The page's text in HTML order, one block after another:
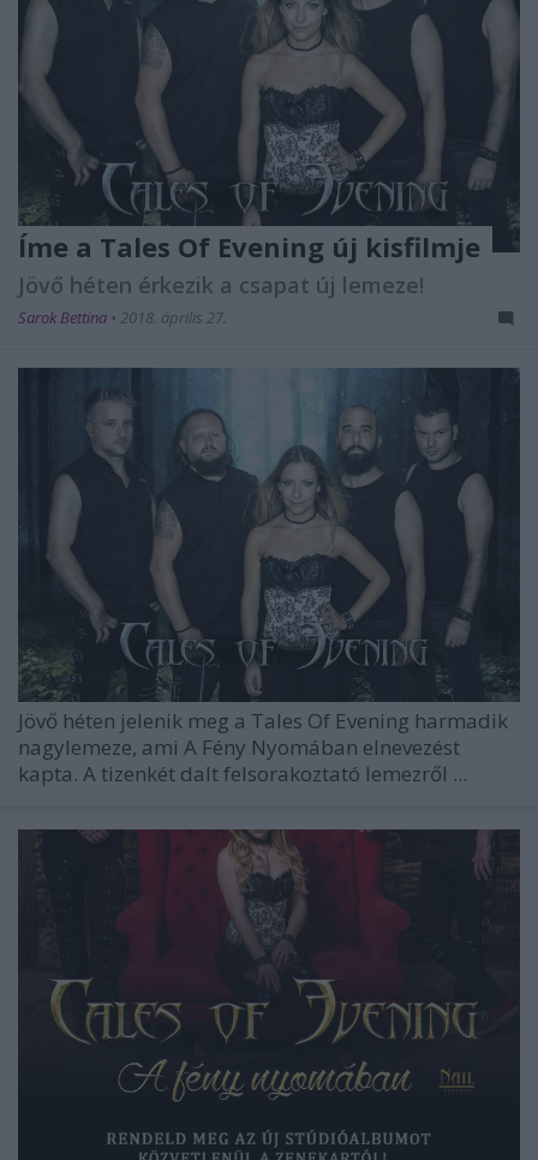
Íme a Tales Of Evening új kisfilmje
Jövő héten érkezik a csapat új lemeze!
Sarok Bettina • 2018. április 27.
Jövő héten jelenik meg a Tales Of Evening harmadik
nagylemeze, ami A Fény Nyomában elnevezést
kapta. A tizenkét dalt felsorakoztató lemezről ...